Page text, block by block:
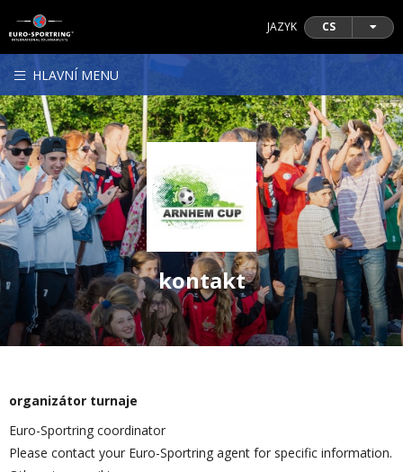
JAZYK CS
HLAVNÍ MENU
kontakt
organizátor turnaje
Euro-Sportring coordinator
Please contact your Euro-Sportring agent for specific information.